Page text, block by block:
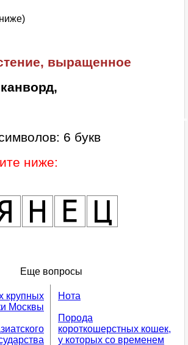
выращенное
6 букв
ниже:
Еще вопросы
крупных
Москвы
Нота
Порода
короткошерстных кошек,
у которых со временем